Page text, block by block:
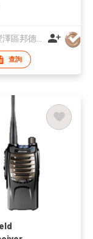
泉州市豐澤區邦德通訊有限公司
查詢